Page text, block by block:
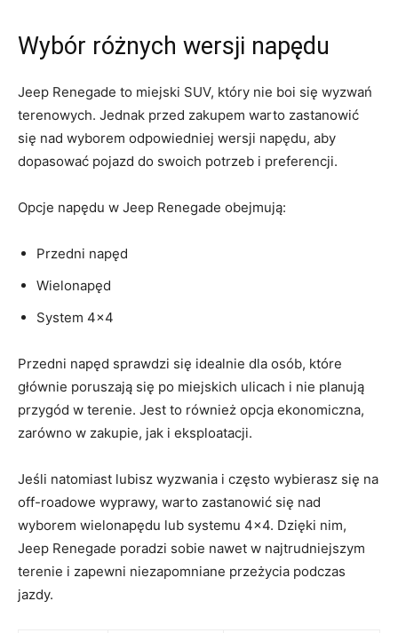
Wybór różnych wersji napędu
Jeep Renegade to miejski SUV, który nie boi się​ wyzwań
terenowych. Jednak przed‍ zakupem warto zastanowić
się nad wyborem odpowiedniej wersji ⁣napędu, aby
dopasować pojazd do swoich potrzeb ‍i preferencji.
Opcje napędu w Jeep Renegade obejmują:
Przedni napęd
Wielonapęd
System 4×4
Przedni napęd sprawdzi się idealnie ‍dla osób, które
głównie‌ poruszają​ się ⁤po⁢ miejskich‌ ulicach i nie ​planują
przygód ⁢w‌ terenie. Jest to⁣ również opcja ekonomiczna,
zarówno w zakupie, jak i eksploatacji.
Jeśli ‌natomiast lubisz wyzwania i często wybierasz się na
off-roadowe wyprawy, warto zastanowić się nad
wyborem wielonapędu lub systemu⁤ 4×4. ​Dzięki nim,
Jeep Renegade poradzi sobie nawet‌ w najtrudniejszym
terenie i zapewni niezapomniane przeżycia⁢ podczas
jazdy.